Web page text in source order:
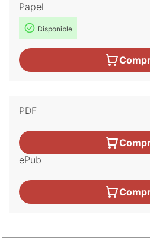
Papel
Disponible
PDF
ePub